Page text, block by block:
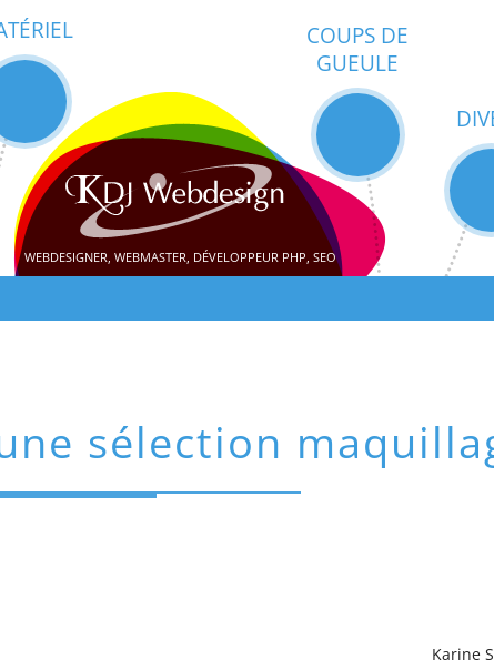
COUPS DE
GUEULE
WEBDESIGNER, WEBMASTER, DÉVELOPPEUR PHP, SEO
sélection
Karine